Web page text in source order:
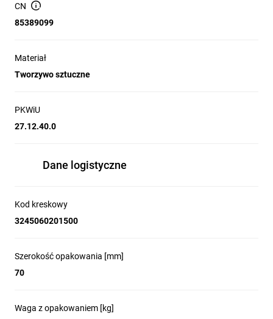
CN
85389099
Materiał
Tworzywo sztuczne
PKWiU
27.12.40.0
Dane logistyczne
Kod kreskowy
3245060201500
Szerokość opakowania [mm]
70
Waga z opakowaniem [kg]